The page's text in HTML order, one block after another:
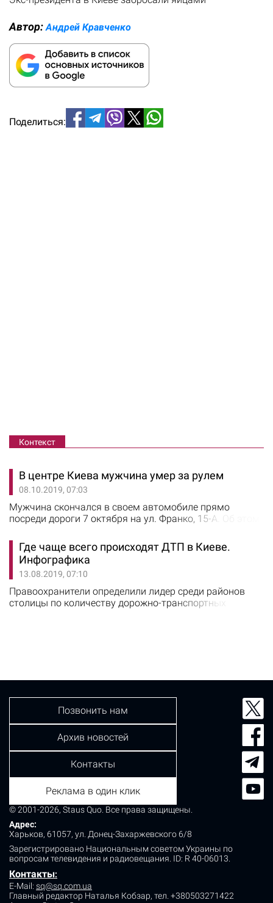
Автор: Андрей Кравченко
Поделиться:
Контекст
В центре Киева мужчина умер за рулем
08.10.2019, 07:03
Мужчина скончался в своем автомобиле прямо
посреди дороги 7 октября на ул. Франко, 15-А. Об этом
данным, водитель Mercedes-Benz W211 поехал вдоль
дороги задним ходом и задел Mercedes-Benz GL. После
ДТП водитель Mercedes не вышел на улицу. Когда к
машине подошли очевидцы, то увидели, что он не
подавал признаков жизни. На место…
Где чаще всего происходят ДТП в Киеве.
Инфографика
13.08.2019, 07:10
Правоохранители определили лидер среди районов
столицы по количеству дорожно-транспортных
© 2001-2026, Staus Quo. Все права защищены.
Адрес:
Харьков, 61057, ул. Донец-Захаржевского 6/8
Зарегистрировано Национальным советом Украины по
вопросам телевидения и радиовещания. ID: R 40-06013.
Контакты:
E-Mail: sq@sq.com.ua
Главный редактор Наталья Кобзар, тел. +380503271422
Позвонить нам
Архив новостей
Контакты
Реклама в один клик